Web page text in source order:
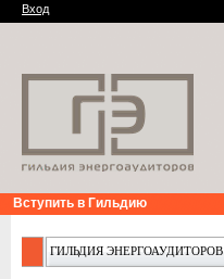
Вход
Вступить в Гильдию
ГИЛЬДИЯ ЭНЕРГОАУДИТОРОВ